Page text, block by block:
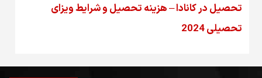
تحصیل در کانادا – هزینه‌ تحصیل و شرایط ویزای
تحصیلی 2024